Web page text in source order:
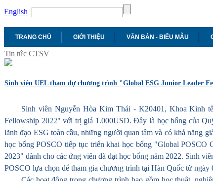
English
TRANG CHỦ GIỚI THIỆU VĂN BẢN - BIỂU MẪU
Tin tức CTSV
Sinh viên UEL tham dự chương trình "Global ESG Junior Leader
Sinh viên Nguyễn Hòa Kim Thái - K20401, Khoa Kinh
Fellowship 2022" với trị giá 1.000USD. Đây là học bổng của
lãnh đạo ESG toàn cầu, những người quan tâm và có khả năng
học bổng POSCO tiếp tục triển khai học bổng "Global POSCO
2023" dành cho các ứng viên đã đạt học bổng năm 2022. Sinh
POSCO lựa chọn để tham gia chương trình tại Hàn Quốc từ ngày